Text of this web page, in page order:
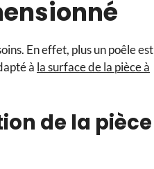
En effet, plus un poêle est
à la surface de la pièce à
de la pièce